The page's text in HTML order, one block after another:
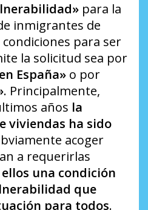
para la
inmigrantes de
para ser
la solicitud sea por
España» o por
. Principalmente,
años la
viviendas ha sido
acoger
a requerirlas
una condición
que
para todos.